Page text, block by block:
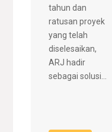
tahun dan
ratusan proyek
yang telah
diselesaikan,
ARJ hadir
sebagai solusi...